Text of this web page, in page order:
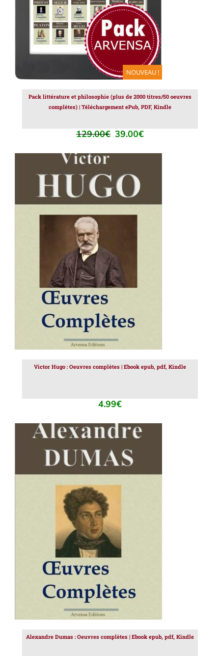
NOUVEAU !
Pack littérature et philosophie (plus de 2000 titres/50 oeuvres
complètes) | Téléchargement ePub, PDF, Kindle
129.00€ Le
initial
129.00€.
39.00€Le
actuel
AJOUTER AU PANIER /
Victor Hugo : Oeuvres complètes | Ebook epub, pdf, Kindle
4.99€
AJOUTER AU PANIER /
Alexandre Dumas : Oeuvres complètes | Ebook epub, pdf, Kindle